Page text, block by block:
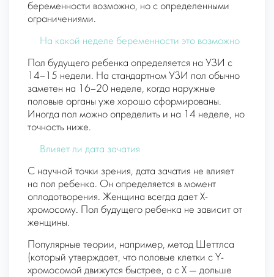
беременности возможно, но с определенными
ограничениями.
На какой неделе беременности это возможно
Пол будущего ребенка определяется на УЗИ с
14–15 недели. На стандартном УЗИ пол обычно
заметен на 16–20 неделе, когда наружные
половые органы уже хорошо сформированы.
Иногда пол можно определить и на 14 неделе, но
точность ниже.
Влияет ли дата зачатия
С научной точки зрения, дата зачатия не влияет
на пол ребенка. Он определяется в момент
оплодотворения. Женщина всегда дает X-
хромосому. Пол будущего ребенка не зависит от
женщины.
Популярные теории, например, метод Шеттлса
(который утверждает, что половые клетки с Y-
хромосомой движутся быстрее, а с X — дольше